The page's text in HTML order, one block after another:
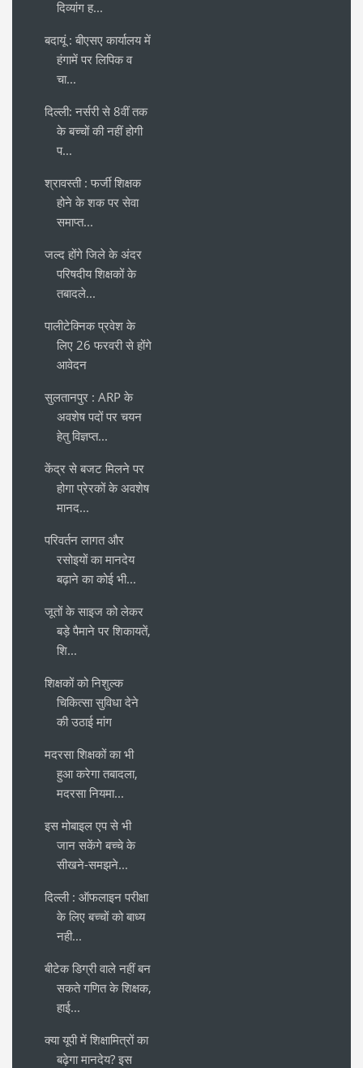
दिव्यांग ह...
बदायूं : बीएसए कार्यालय में
हंगामें पर लिपिक व
चा...
दिल्ली: नर्सरी से 8वीं तक
के बच्चों की नहीं होगी
प...
श्रावस्ती : फर्जी शिक्षक
होने के शक पर सेवा
समाप्त...
जल्द होंगे जिले के अंदर
परिषदीय शिक्षकों के
तबादले...
पालीटेक्निक प्रवेश के
लिए 26 फरवरी से होंगे
आवेदन
सुलतानपुर : ARP के
अवशेष पदों पर चयन
हेतु विज्ञप्त...
केंद्र से बजट मिलने पर
होगा प्रेरकों के अवशेष
मानद...
परिवर्तन लागत और
रसोइयों का मानदेय
बढ़ाने का कोई भी...
जूतों के साइज को लेकर
बड़े पैमाने पर शिकायतें,
शि...
शिक्षकों को निशुल्क
चिकित्सा सुविधा देने
की उठाई मांग
मदरसा शिक्षकों का भी
हुआ करेगा तबादला,
मदरसा नियमा...
इस मोबाइल एप से भी
जान सकेंगे बच्चे के
सीखने-समझने...
दिल्ली : ऑफलाइन परीक्षा
के लिए बच्चों को बाध्य
नही...
बीटेक डिग्री वाले नहीं बन
सकते गणित के शिक्षक,
हाई...
क्या यूपी में शिक्षामित्रों का
बढ़ेगा मानदेय? इस